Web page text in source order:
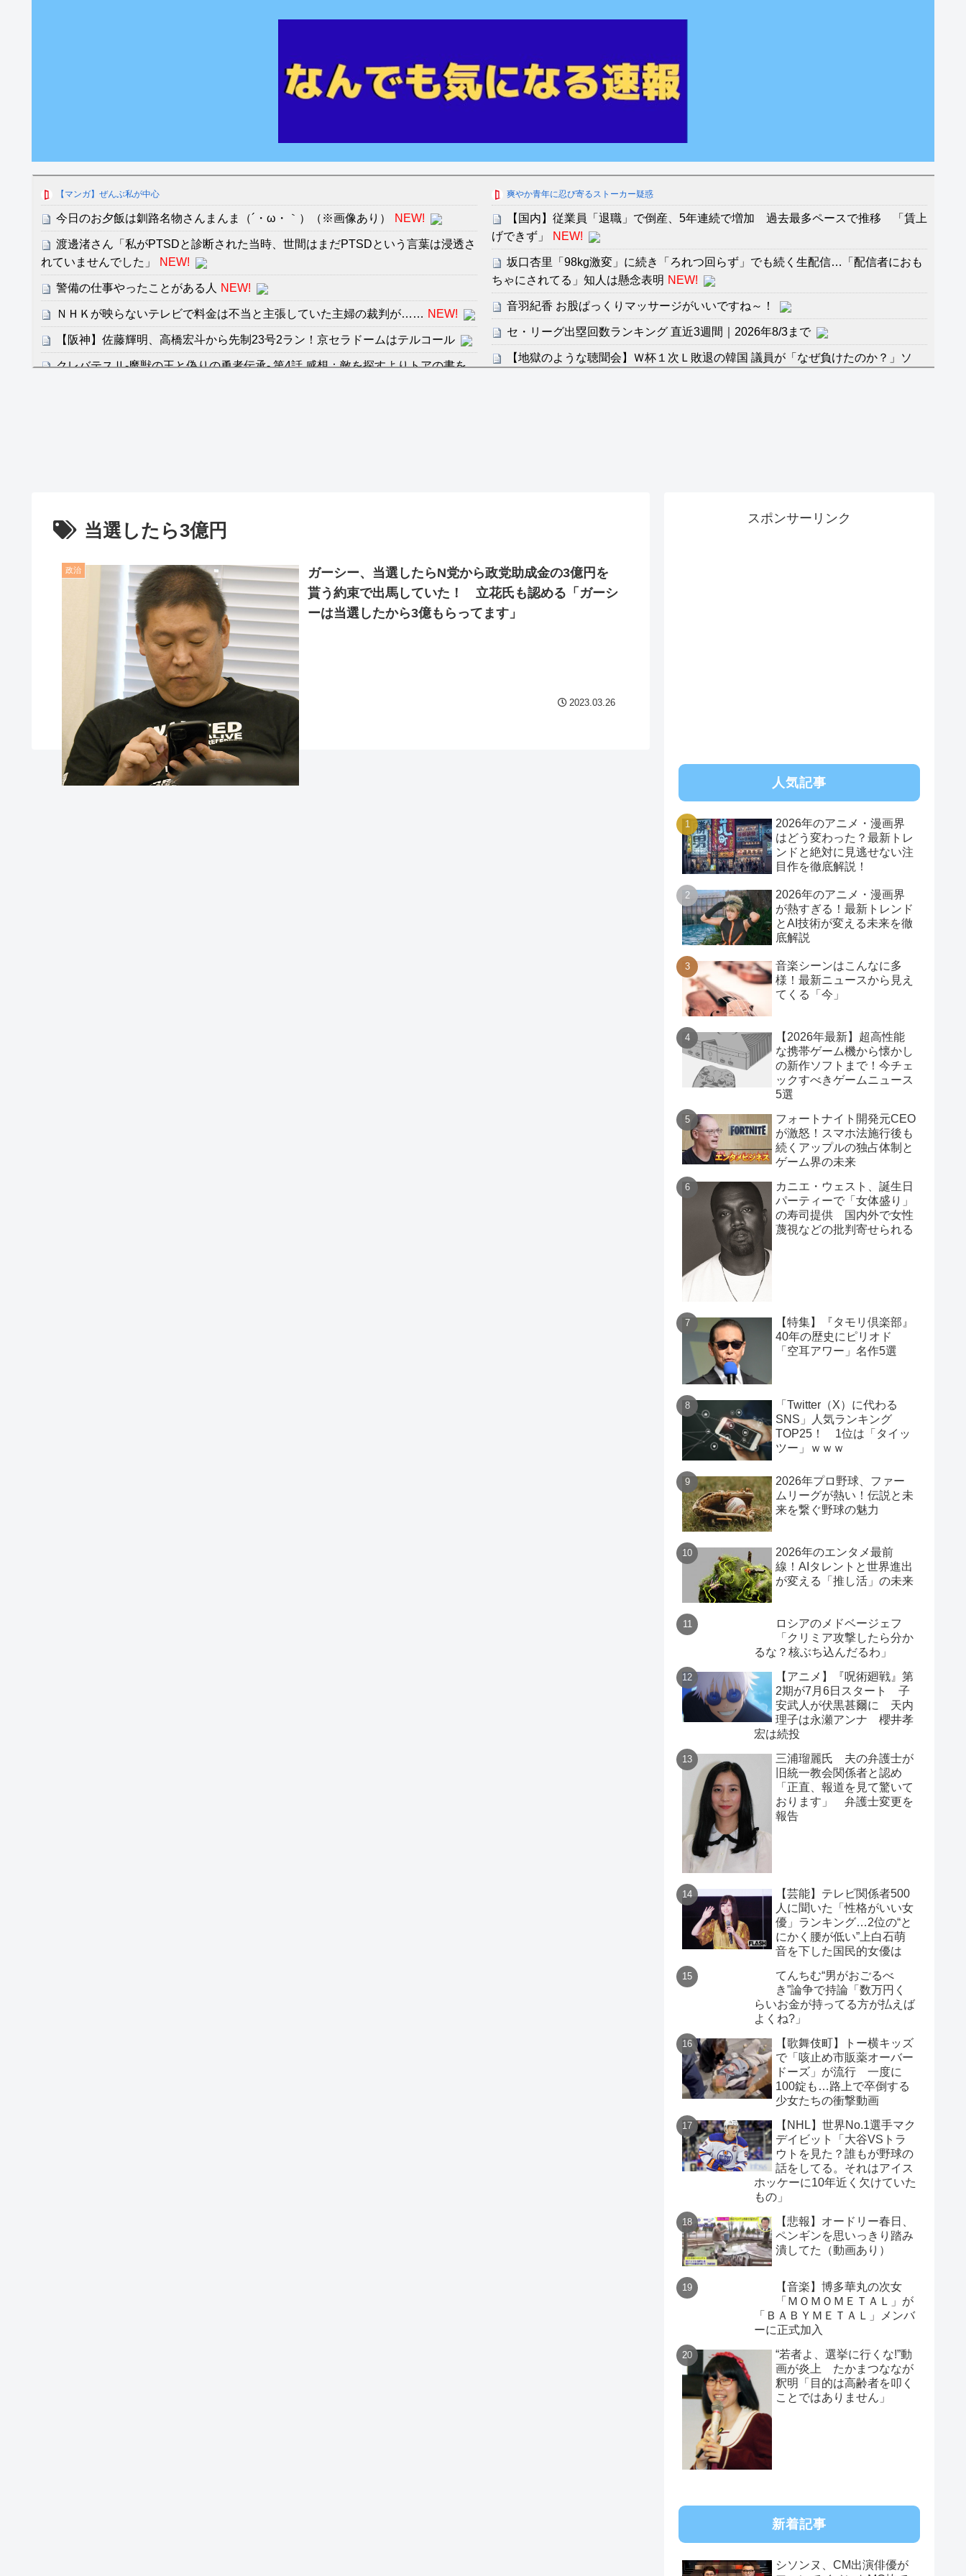
【マンガ】ぜんぶ私が中心
今日のお夕飯は釧路名物さんまんま（´・ω・｀）（※画像あり） NEW!
渡邊渚さん「私がPTSDと診断された当時、世間はまだPTSDという言葉は浸透さ
れていませんでした」
NEW!
警備の仕事やったことがある人 NEW!
ＮＨＫが映らないテレビで料金は不当と主張していた主婦の裁判が…… NEW!
【阪神】佐藤輝明、高橋宏斗から先制23号2ラン！京セラドームはテルコール
クレバテスⅡ-魔獣の王と偽りの勇者伝承- 第4話 感想：敵を探すよりトアの書を
Powered by livedoor 相互RSS
爽やか青年に忍び寄るストーカー疑惑
【国内】従業員「退職」で倒産、5年連続で増加 過去最多ペースで推移 「賃上
げできず」
NEW!
坂口杏里「98kg激変」に続き「ろれつ回らず」でも続く生配信…「配信者におも
ちゃにされてる」知人は懸念表明 NEW!
音羽紀香 お股ぱっくりマッサージがいいですね～！
セ・リーグ出塁回数ランキング 直近3週間｜2026年8/3まで
【地獄のような聴聞会】Ｗ杯１次Ｌ敗退の韓国 議員が「なぜ負けたのか？」ソ
【第7話予告】水10ドラマ『ラムネモンキー』 トレンディなクリスマスイヴ
出した… 他
「本気で潰しにきてる」滝沢秀明の新オーディションが“まんまジャニーズ”とフ
ァン衝撃
当選したら3億円
政治
ガーシー、当選したらN党から政党助成金の3億円を
貰う約束で出馬していた！ 立花氏も認める「ガーシ
ーは当選したから3億もらってます」
2023.03.26
スポンサーリンク
人気記事
2026年のアニメ・漫画界
はどう変わった？最新トレ
ンドと絶対に見逃せない注
目作を徹底解説！
2026年のアニメ・漫画界
が熱すぎる！最新トレンド
とAI技術が変える未来を徹
底解説
音楽シーンはこんなに多
様！最新ニュースから見え
てくる「今」
【2026年最新】超高性能
な携帯ゲーム機から懐かし
の新作ソフトまで！今チェ
ックすべきゲームニュース
5選
フォートナイト開発元CEO
が激怒！スマホ法施行後も
続くアップルの独占体制と
ゲーム界の未来
カニエ・ウェスト、誕生日
パーティーで「女体盛り」
の寿司提供 国内外で女性
蔑視などの批判寄せられる
【特集】『タモリ倶楽部』
40年の歴史にピリオド
「空耳アワー」名作5選
「Twitter（X）に代わる
SNS」人気ランキング
TOP25！ 1位は「タイッ
ツー」ｗｗｗ
2026年プロ野球、ファー
ムリーグが熱い！伝説と未
来を繋ぐ野球の魅力
2026年のエンタメ最前
線！AIタレントと世界進出
が変える「推し活」の未来
ロシアのメドベージェフ
「クリミア攻撃したら分か
るな？核ぶち込んだるわ」
【アニメ】『呪術廻戦』第
2期が7月6日スタート 子
安武人が伏黒甚爾に 天内
理子は永瀬アンナ 櫻井孝
宏は続投
三浦瑠麗氏 夫の弁護士が
旧統一教会関係者と認め
「正直、報道を見て驚いて
おります」 弁護士変更を
報告
【芸能】テレビ関係者500
人に聞いた「性格がいい女
優」ランキング…2位の“と
にかく腰が低い”上白石萌
音を下した国民的女優は
てんちむ“男がおごるべ
き”論争で持論「数万円く
らいお金が持ってる方が払えば
よくね?」
【歌舞伎町】トー横キッズ
で「咳止め市販薬オーバー
ドーズ」が流行 一度に
100錠も…路上で卒倒する
少女たちの衝撃動画
【NHL】世界No.1選手マク
デイビット「大谷VSトラ
ウトを見た？誰もが野球の
話をしてる。それはアイス
ホッケーに10年近く欠けていた
もの」
【悲報】オードリー春日、
ペンギンを思いっきり踏み
潰してた（動画あり）
【音楽】博多華丸の次女
「ＭＯＭＯＭＥＴＡＬ」が
「ＢＡＢＹＭＥＴＡＬ」メンバ
ーに正式加入
“若者よ、選挙に行くな!”動
画が炎上 たかまつななが
釈明「目的は高齢者を叩く
ことではありません」
新着記事
シソンヌ、CM出演俳優が